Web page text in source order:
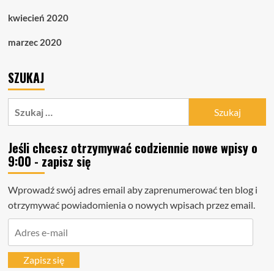
kwiecień 2020
marzec 2020
SZUKAJ
Jeśli chcesz otrzymywać codziennie nowe wpisy o
9:00 - zapisz się
Wprowadź swój adres email aby zaprenumerować ten blog i
otrzymywać powiadomienia o nowych wpisach przez email.
mailZapisz się